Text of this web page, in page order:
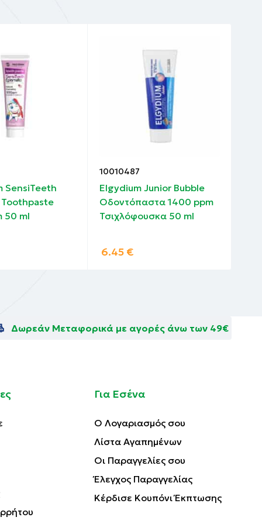
SensiTeeth
50 ml
10010487
Elgydium Junior Bubble
Οδοντόπαστα 1400 ppm
Τσιχλόφουσκα 50 ml
6.45 €
Δωρεάν Μεταφορικά με αγορές άνω των 49€
Για Εσένα
Ο Λογαριασμός σου
Λίστα Αγαπημένων
Οι Παραγγελίες σου
Έλεγχος Παραγγελίας
Κέρδισε Κουπόνι Έκπτωσης